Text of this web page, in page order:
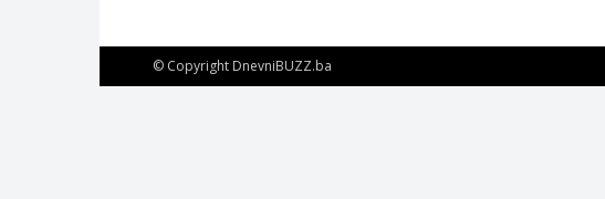
© Copyright DnevniBUZZ.ba